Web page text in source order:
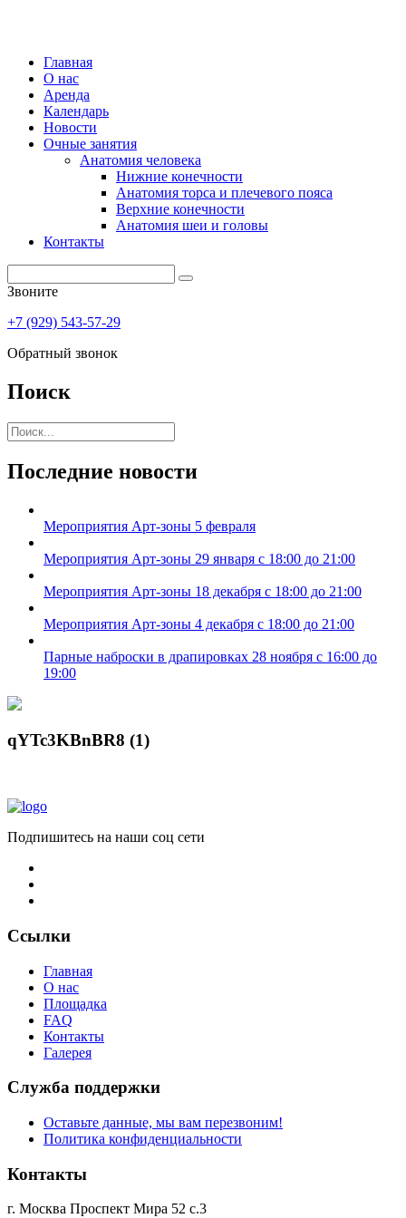
Главная
О нас
Аренда
Календарь
Новости
Очные занятия
Анатомия человека
Нижние конечности
Анатомия торса и плечевого пояса
Верхние конечности
Анатомия шеи и головы
Контакты
Звоните
+7 (929) 543-57-29
Обратный звонок
Поиск
Последние новости
Мероприятия Арт-зоны 5 февраля
Мероприятия Арт-зоны 29 января с 18:00 до 21:00
Мероприятия Арт-зоны 18 декабря с 18:00 до 21:00
Мероприятия Арт-зоны 4 декабря с 18:00 до 21:00
Парные наброски в драпировках 28 ноября с 16:00 до
19:00
qYTc3KBnBR8 (1)
Подпишитесь на наши соц сети
Ссылки
Главная
О нас
Площадка
FAQ
Контакты
Галерея
Служба поддержки
Оставьте данные, мы вам перезвоним!
Политика конфиденциальности
Контакты
г. Москва Проспект Мира 52 с.3